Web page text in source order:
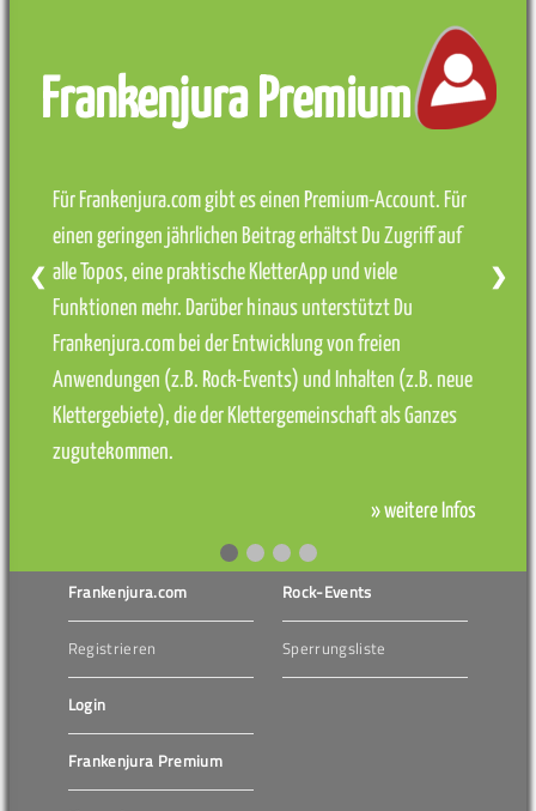
Frankenjura Premium
Für Frankenjura.com gibt es einen Premium-Account. Für
einen geringen jährlichen Beitrag erhältst Du Zugriff auf
alle Topos, eine praktische KletterApp und viele
Funktionen mehr. Darüber hinaus unterstützt Du
Frankenjura.com bei der Entwicklung von freien
Anwendungen (z.B. Rock-Events) und Inhalten (z.B. neue
Klettergebiete), die der Klettergemeinschaft als Ganzes
zugutekommen.
» weitere Infos
❮ ❯
Frankenjura.com
Registrieren
Login
Frankenjura Premium
Rock-Events
Sperrungsliste